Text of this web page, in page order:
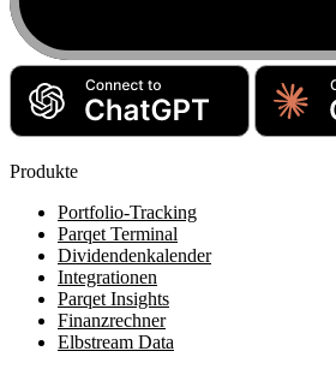
Produkte
Portfolio-Tracking
Parqet Terminal
Dividendenkalender
Integrationen
Parqet Insights
Finanzrechner
Elbstream Data